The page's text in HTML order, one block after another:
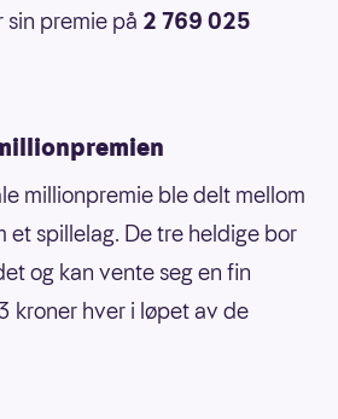
premie på 2 769 025
millionpremie ble delt mellom
et spillelag. De tre heldige bor
og kan vente seg en fin
kroner hver i løpet av de